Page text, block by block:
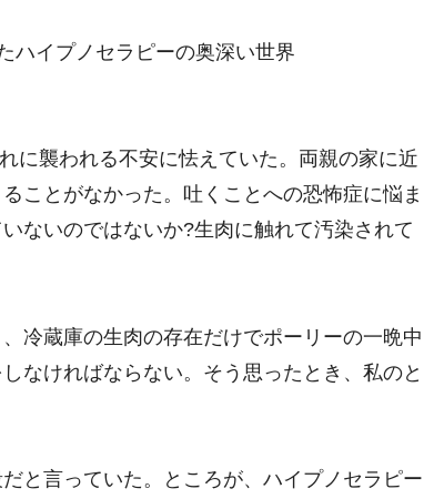
ハイプノセラピーの奥深い世界
に襲われる不安に怯えていた。両親の家に近
ことがなかった。吐くことへの恐怖症に悩ま
ないのではないか?生肉に触れて汚染されて
冷蔵庫の生肉の存在だけでポーリーの一晩中
なければならない。そう思ったとき、私のと
と言っていた。ところが、ハイプノセラピー